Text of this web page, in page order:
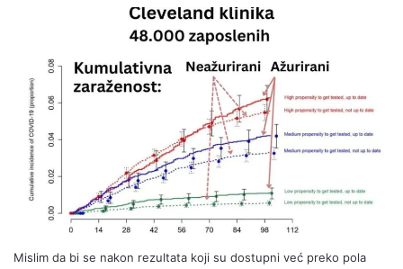
Mislim da bi se nakon rezultata koji su dostupni već preko pola